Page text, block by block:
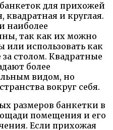
для прихожей
квадратная и круглая.
наиболее
так как их можно
или использовать как
столом. Квадратные
более
видом, но
вокруг себя.
размеров банкетки в
помещения и его
Если прихожая